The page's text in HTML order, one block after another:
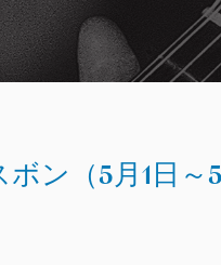
ン（5月1日～5